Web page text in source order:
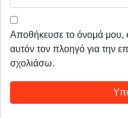
Αποθήκευσε το όνομά μου,
αυτόν τον πλοηγό για την
σχολιάσω.